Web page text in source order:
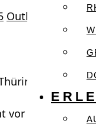
Outlook Live
98544
vor der Tür.